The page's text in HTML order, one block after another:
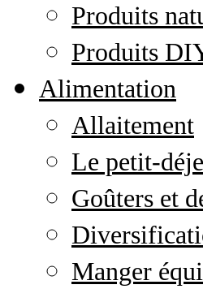
Produits
Produits
Alimentation
Allaitement
Le petit-
Goûters et
Manger